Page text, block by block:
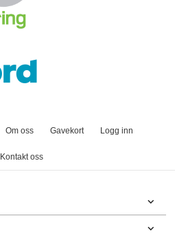
Om oss Gavekort Logg inn
Kontakt oss